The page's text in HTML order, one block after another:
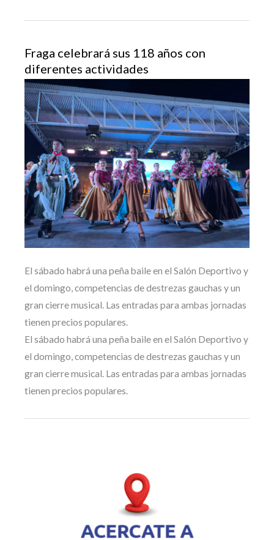
Fraga celebrará sus 118 años con
diferentes actividades
El sábado habrá una peña baile en el Salón Deportivo y
el domingo, competencias de destrezas gauchas y un
gran cierre musical. Las entradas para ambas jornadas
tienen precios populares.
El sábado habrá una peña baile en el Salón Deportivo y
el domingo, competencias de destrezas gauchas y un
gran cierre musical. Las entradas para ambas jornadas
tienen precios populares.